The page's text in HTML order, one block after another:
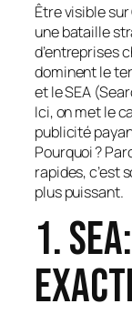
Être visible sur
une bataille
d’entreprises
dominent le
et le SEA
Ici, on met le
publicité
Pourquoi ?
rapides, c’est
plus puissant.
1.